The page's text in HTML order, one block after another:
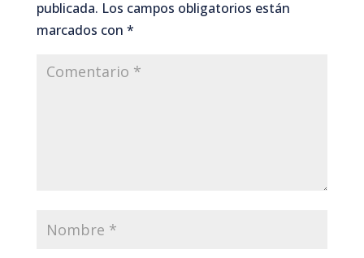
publicada. Los campos obligatorios están
marcados con *